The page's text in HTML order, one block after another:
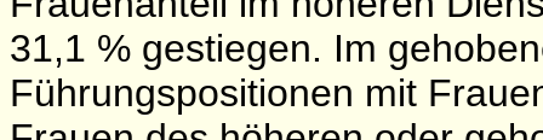
31,1 % gestiegen. Im
Führungspositionen mit